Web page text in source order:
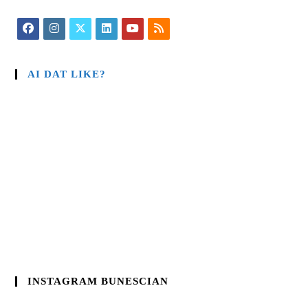
AI DAT LIKE?
INSTAGRAM BUNESCIAN